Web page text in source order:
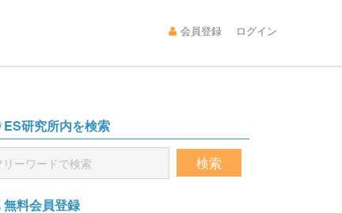
会員登録 ログイン
ES研究所内を検索
無料会員登録